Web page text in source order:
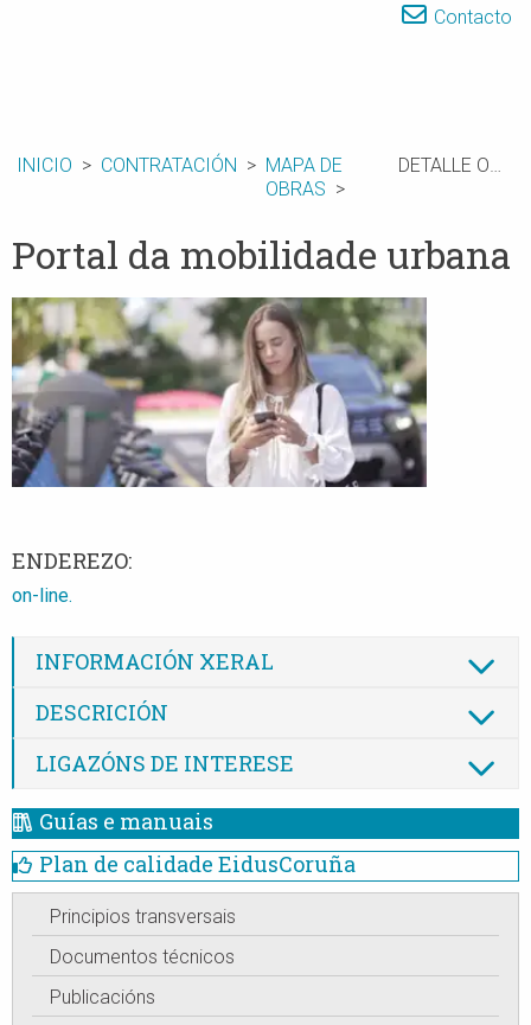
Contacto
INICIO CONTRATACIÓN
MAPA DE
OBRAS
DETALLE OBRAS
Portal da mobilidade urbana
ENDEREZO:
on-line.
INFORMACIÓN XERAL
DESCRICIÓN
LIGAZÓNS DE INTERESE
Guías e manuais
Plan de calidade EidusCoruña
Principios transversais
Documentos técnicos
Publicacións